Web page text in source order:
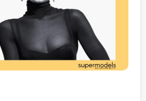
0